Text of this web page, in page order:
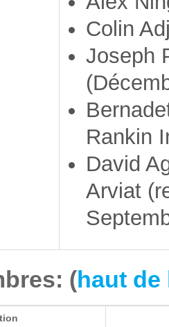
Colin
Joseph
Rankin
David
Arviat
(haut de